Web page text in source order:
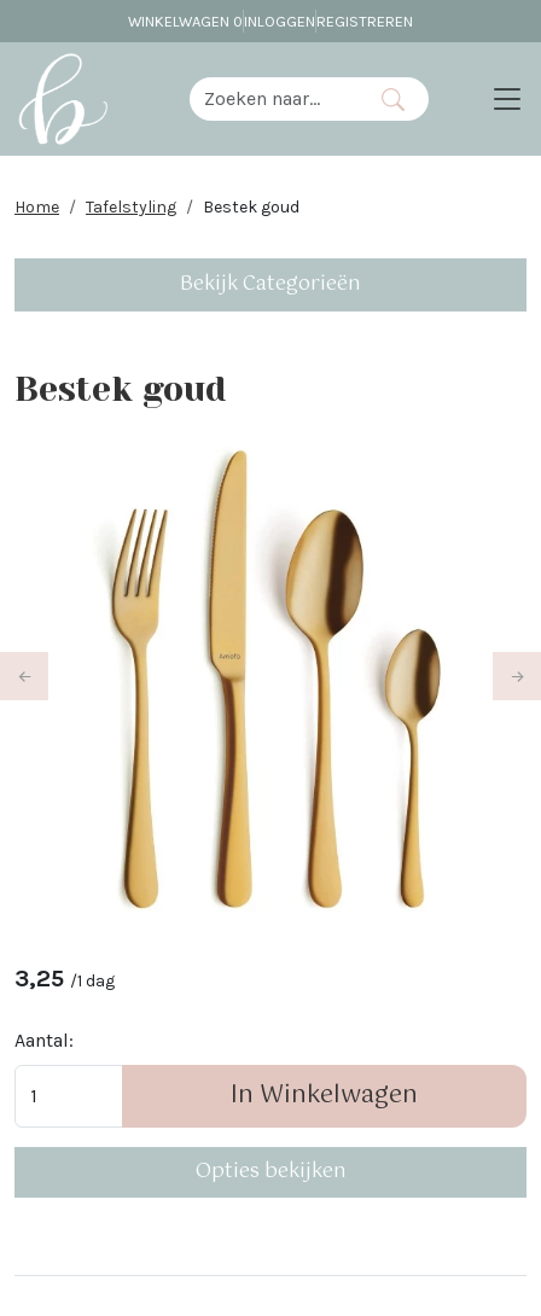
WINKELWAGEN 0 INLOGGEN REGISTREREN
Home Tafelstyling Bestek goud
Bekijk Categorieën
Bestek goud
3,25 /1 dag
Aantal:
In Winkelwagen
Opties bekijken
Previous